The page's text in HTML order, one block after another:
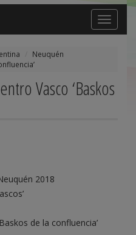
Toggle
navigation
Neuquén
Vasco ‘Baskos
2018
de la confluencia’